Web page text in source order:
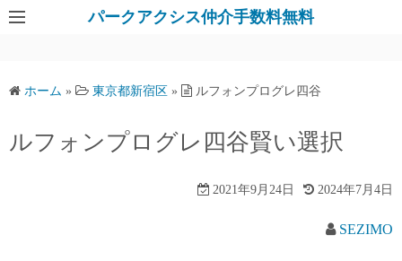
パークアクシス仲介手数料無料
ホーム » 東京都新宿区 » ルフォンプログレ四谷
ルフォンプログレ四谷賢い選択
2021年9月24日 2024年7月4日
SEZIMO